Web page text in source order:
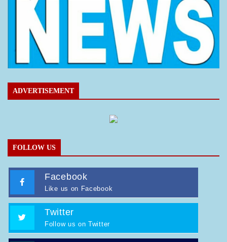
ADVERTISEMENT
FOLLOW US
Facebook
Like us on Facebook
Twitter
Follow us on Twitter